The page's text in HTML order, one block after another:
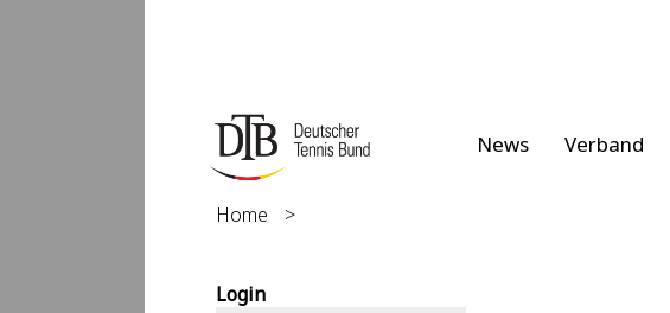
News Verband
Home >
Login